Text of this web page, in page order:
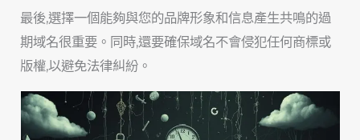
最後,選擇一個能夠與您的品牌形象和信息產生共鳴的過
期域名很重要。同時,還要確保域名不會侵犯任何商標或
版權,以避免法律糾紛。